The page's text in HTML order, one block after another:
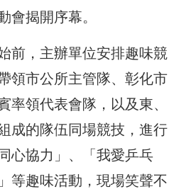
會揭開序幕。
前，主辦單位安排趣味競
領市公所主管隊、彰化市
率領代表會隊，以及東、
成的隊伍同場競技，進行
心協力」、「我愛乒乓
等趣味活動，現場笑聲不